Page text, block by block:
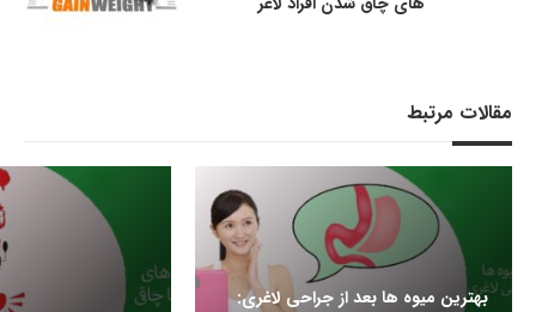
مقالات مرتبط
بهترین میوه ها بعد از جراحی لاغری: